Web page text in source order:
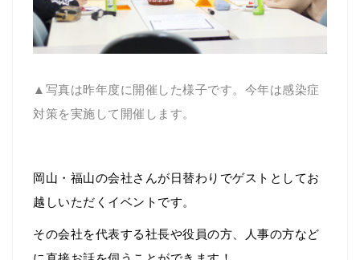
▲写真は昨年度に開催した様子です。今年は感染症
対策を実施して開催します。
岡山・福山の会社さんが日替わりでゲストとしてお
越しいただくイベントです。
その会社を代表する社長や役員の方、人事の方など